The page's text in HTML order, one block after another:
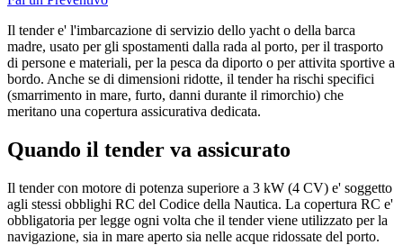
Il tender e' l'imbarcazione di servizio dello yacht o della barca
madre, usato per gli spostamenti dalla rada al porto, per il trasporto
di persone e materiali, per la pesca da diporto o per attivita sportive a
bordo. Anche se di dimensioni ridotte, il tender ha rischi specifici
(smarrimento in mare, furto, danni durante il rimorchio) che
meritano una copertura assicurativa dedicata.
Quando il tender va assicurato
Il tender con motore di potenza superiore a 3 kW (4 CV) e' soggetto
agli stessi obblighi RC del Codice della Nautica. La copertura RC e'
obbligatoria per legge ogni volta che il tender viene utilizzato per la
navigazione, sia in mare aperto sia nelle acque ridossate del porto.